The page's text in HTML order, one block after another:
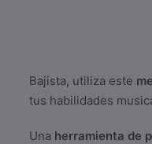
Bajista, utiliza este
tus habilidades
Una herramienta de